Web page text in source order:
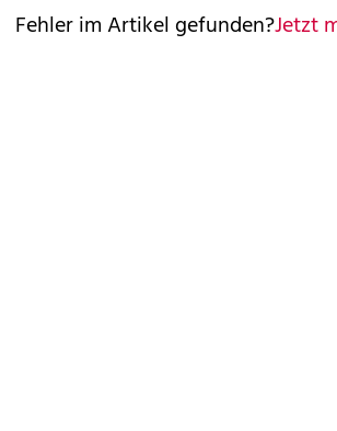
Fehler im Artikel gefunden?Jetzt